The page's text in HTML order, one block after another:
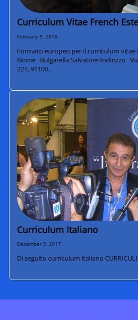
Curriculum Vitae French
February 5, 2018
Formato europeo per il curriculum
Nome Bulgarella Salvatore Indirizzo
221, 91100…
Curriculum Italiano
December 9, 2017
Di seguito curriculum italiano